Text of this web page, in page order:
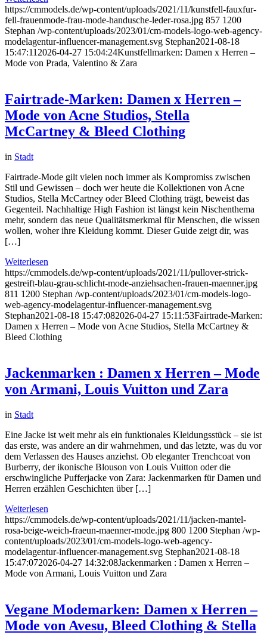
https://cmmodels.de/wp-content/uploads/2021/11/kunstfell-fauxfur-
fell-frauenmode-frau-mode-handusche-leder-rosa.jpg 857 1200
Stephan /wp-content/uploads/2023/01/cm-models-logo-web-agency-
modelagentur-influencer-management.svg Stephan2021-08-18
15:47:11 2026-04-27 15:04:24Kunstfellmarken: Damen x Herren –
Mode von Prada, Valentino & Zara
Fairtrade-Marken: Damen x Herren –
Mode von Acne Studios, Stella
McCartney & Bleed Clothing
in Stadt
Fairtrade-Mode gilt vielen noch immer als Kompromiss zwischen
Stil und Gewissen – doch wer heute die Kollektionen von Acne
Studios, Stella McCartney oder Bleed Clothing trägt, beweist das
Gegenteil. Nachhaltige High Fashion ist längst kein Nischenthema
mehr, sondern das neue Qualitätsmerkmal für Menschen, die wissen
wollen, woher ihre Kleidung kommt. Dieser Guide zeigt dir, was
[…]
Weiterlesen
https://cmmodels.de/wp-content/uploads/2021/11/pullover-strick-
gestreift-blau-grau-schlicht-mode-anziehsachen-frauen-maenner.jpg
811 1200 Stephan /wp-content/uploads/2023/01/cm-models-logo-
web-agency-modelagentur-influencer-management.svg
Stephan2021-08-18 15:47:082026-04-27 15:11:53Fairtrade-Marken:
Damen x Herren – Mode von Acne Studios, Stella McCartney &
Bleed Clothing
Jackenmarken : Damen x Herren – Mode
von Armani, Louis Vuitton und Zara
in Stadt
Eine Jacke ist weit mehr als ein funktionales Kleidungsstück – sie ist
das erste, was andere an dir wahrnehmen, und das letzte, was du vor
dem Verlassen des Hauses anziehst. Ob eleganter Trenchcoat von
Burberry, der ikonische Blouson von Louis Vuitton oder die
erschwingliche Pufferjacke von Zara: Jackenmarken für Damen und
Herren erzählen Geschichten über […]
Weiterlesen
https://cmmodels.de/wp-content/uploads/2021/11/jacken-mantel-
rosa-beige-weich-fraeun-maenner-mode.jpg 800 1200 Stephan /wp-
content/uploads/2023/01/cm-models-logo-web-agency-
modelagentur-influencer-management.svg Stephan2021-08-18
15:47:072026-04-27 14:32:08Jackenmarken : Damen x Herren –
Mode von Armani, Louis Vuitton und Zara
Vegane Modemarken: Damen x Herren –
Mode von Avesu, Bleed Clothing & Stella